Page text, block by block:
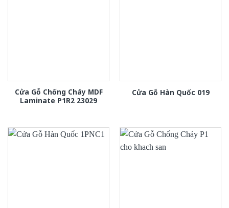
Cửa Gỗ Chống Cháy MDF
Laminate P1R2 23029
Cửa Gỗ Hàn Quốc 019